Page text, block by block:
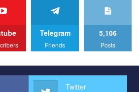
and ask to help us implement our plan
"Like" below the video.
ролик от команды "Гей-альянс
развития организации.
Telegram
Friends
5,106
Posts
Twitter